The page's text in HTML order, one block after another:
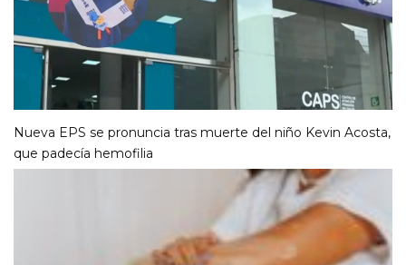
Nueva EPS se pronuncia tras muerte del niño Kevin Acosta,
que padecía hemofilia